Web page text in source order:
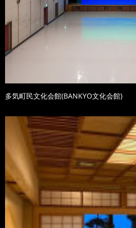
多気町民文化会館(BANKYO文化会館)